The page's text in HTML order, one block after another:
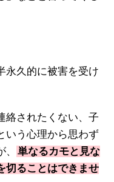
永久的に被害を受け
絡されたくない、子
いう心理から思わず
単なるカモと見な
切ることはできませ